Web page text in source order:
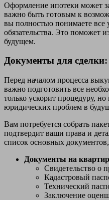
Оформление ипотеки может
важно быть готовым к
вы полностью понимаете все
обязательства. Это поможет
будущем.
Документы для
Перед началом процесса
важно подготовить все
только ускорит процедуру,
юридических проблем в
Вам потребуется собрать
подтвердит ваши права и
список основных
Документы на
Свидетельство о
Кадастровый
Технический
Заключение